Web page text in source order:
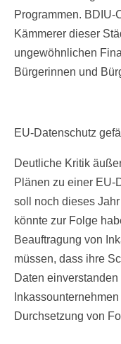
Programmen.
Kämmerer dieser
ungewöhnlichen
Bürgerinnen und
EU-Datenschutz
Deutliche Kritik
Plänen zu einer EU-
soll noch dieses
könnte zur Folge
Beauftragung von
müssen, dass ihre
Daten
Durchsetzung von